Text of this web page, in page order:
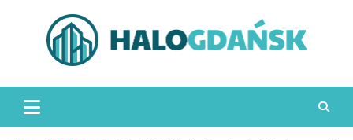
HaloGdańsk.pl